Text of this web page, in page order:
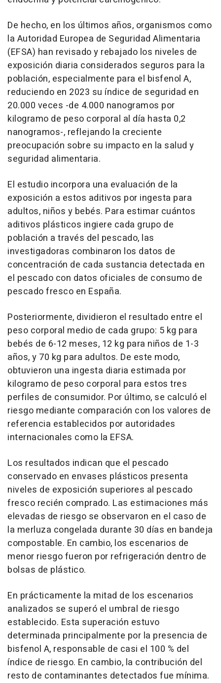
De hecho, en los últimos años, organismos como
la Autoridad Europea de Seguridad Alimentaria
(EFSA) han revisado y rebajado los niveles de
exposición diaria considerados seguros para la
población, especialmente para el bisfenol A,
reduciendo en 2023 su índice de seguridad en
20.000 veces -de 4.000 nanogramos por
kilogramo de peso corporal al día hasta 0,2
nanogramos-, reflejando la creciente
preocupación sobre su impacto en la salud y
seguridad alimentaria.
El estudio incorpora una evaluación de la
exposición a estos aditivos por ingesta para
adultos, niños y bebés. Para estimar cuántos
aditivos plásticos ingiere cada grupo de
población a través del pescado, las
investigadoras combinaron los datos de
concentración de cada sustancia detectada en
el pescado con datos oficiales de consumo de
pescado fresco en España.
Posteriormente, dividieron el resultado entre el
peso corporal medio de cada grupo: 5 kg para
bebés de 6-12 meses, 12 kg para niños de 1-3
años, y 70 kg para adultos. De este modo,
obtuvieron una ingesta diaria estimada por
kilogramo de peso corporal para estos tres
perfiles de consumidor. Por último, se calculó el
riesgo mediante comparación con los valores de
referencia establecidos por autoridades
internacionales como la EFSA.
Los resultados indican que el pescado
conservado en envases plásticos presenta
niveles de exposición superiores al pescado
fresco recién comprado. Las estimaciones más
elevadas de riesgo se observaron en el caso de
la merluza congelada durante 30 días en bandeja
compostable. En cambio, los escenarios de
menor riesgo fueron por refrigeración dentro de
bolsas de plástico.
En prácticamente la mitad de los escenarios
analizados se superó el umbral de riesgo
establecido. Esta superación estuvo
determinada principalmente por la presencia de
bisfenol A, responsable de casi el 100 % del
índice de riesgo. En cambio, la contribución del
resto de contaminantes detectados fue mínima.